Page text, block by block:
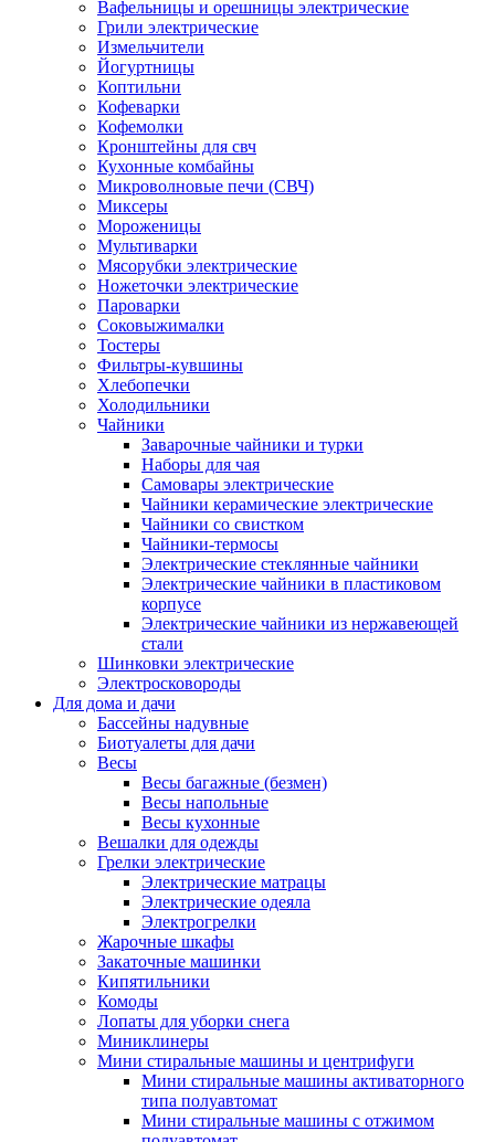
Вафельницы и орешницы электрические
Грили электрические
Измельчители
Йогуртницы
Коптильни
Кофеварки
Кофемолки
Кронштейны для свч
Кухонные комбайны
Микроволновые печи (СВЧ)
Миксеры
Мороженицы
Мультиварки
Мясорубки электрические
Ножеточки электрические
Пароварки
Соковыжималки
Тостеры
Фильтры-кувшины
Хлебопечки
Холодильники
Чайники
Заварочные чайники и турки
Наборы для чая
Самовары электрические
Чайники керамические электрические
Чайники со свистком
Чайники-термосы
Электрические стеклянные чайники
Электрические чайники в пластиковом
корпусе
Электрические чайники из нержавеющей
стали
Шинковки электрические
Электросковороды
Для дома и дачи
Бассейны надувные
Биотуалеты для дачи
Весы
Весы багажные (безмен)
Весы напольные
Весы кухонные
Вешалки для одежды
Грелки электрические
Электрические матрацы
Электрические одеяла
Электрогрелки
Жарочные шкафы
Закаточные машинки
Кипятильники
Комоды
Лопаты для уборки снега
Миниклинеры
Мини стиральные машины и центрифуги
Мини стиральные машины активаторного
типа полуавтомат
Мини стиральные машины с отжимом